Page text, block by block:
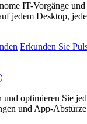
IT-Vorgänge und
jedem Desktop,
Erkunden Sie
und optimieren Sie
und App-